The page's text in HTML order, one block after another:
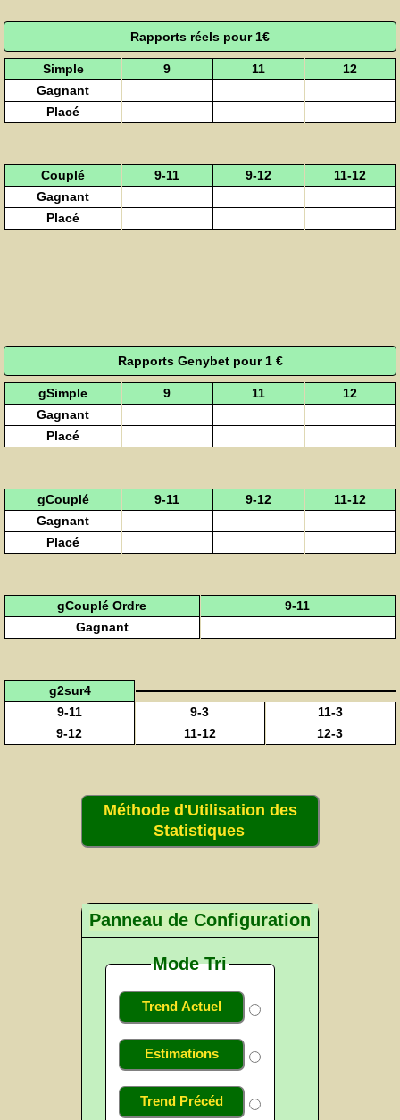
Rapports réels pour 1€
Simple 9 11
12
Gagnant
Placé
Couplé 9-11 9-12
11-12
Gagnant
Placé
Rapports Genybet pour 1 €
gSimple 9 11
12
Gagnant
Placé
gCouplé 9-11 9-12
11-12
Gagnant
Placé
gCouplé Ordre
9-11
Gagnant
g2sur4
9-11
9-3
11-3
9-12
11-12 12-3
Méthode d'Utilisation des
Statistiques
Panneau de Configuration
Mode Tri
Trend Actuel
Estimations
Trend Précéd